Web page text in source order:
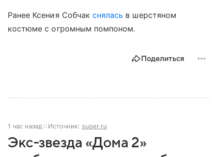
Ранее Ксения Собчак снялась в шерстяном
костюме с огромным помпоном.
Поделиться
1 час назад Источник: super.ru
Экс-звезда «Дома 2»